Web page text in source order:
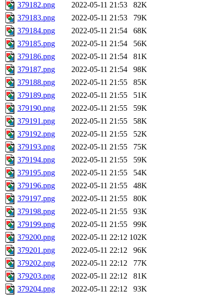
379182.png
2022-05-11 21:53
82K
379183.png
2022-05-11 21:53
79K
379184.png
2022-05-11 21:54
68K
379185.png
2022-05-11 21:54
56K
379186.png
2022-05-11 21:54
81K
379187.png
2022-05-11 21:54
98K
379188.png
2022-05-11 21:55
85K
379189.png
2022-05-11 21:55
51K
379190.png
2022-05-11 21:55
59K
379191.png
2022-05-11 21:55
58K
379192.png
2022-05-11 21:55
52K
379193.png
2022-05-11 21:55
75K
379194.png
2022-05-11 21:55
59K
379195.png
2022-05-11 21:55
54K
379196.png
2022-05-11 21:55
48K
379197.png
2022-05-11 21:55
80K
379198.png
2022-05-11 21:55
93K
379199.png
2022-05-11 21:55
99K
379200.png
2022-05-11 22:12 102K
379201.png
2022-05-11 22:12
96K
379202.png
2022-05-11 22:12
77K
379203.png
2022-05-11 22:12
81K
379204.png
2022-05-11 22:12
93K